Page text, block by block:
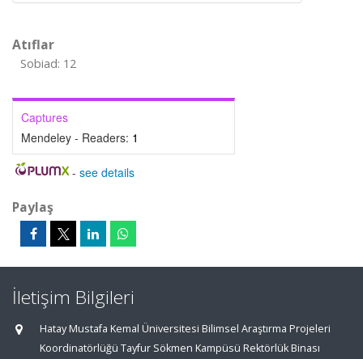
Atıflar
Sobiad: 12
Captures
Mendeley - Readers: 1
- see details
Paylaş
İletişim Bilgileri
Hatay Mustafa Kemal Üniversitesi Bilimsel Araştırma Projeleri
Koordinatörlüğü Tayfur Sökmen Kampüsü Rektörlük Binası